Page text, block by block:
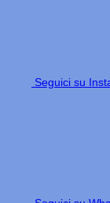
Seguici su